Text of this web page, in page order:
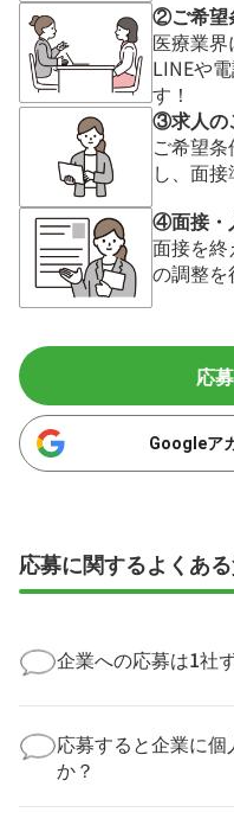
②ご希望
医療業界
LINEや
す！
③求人の
ご希望
し、面
④面接・
面接を
の調整を
応
Googleア
応募に関するよくあ
企業への応募は1社
実際に医療キャリア
の多くは、複数応募
います。
応募すると企業に
か？